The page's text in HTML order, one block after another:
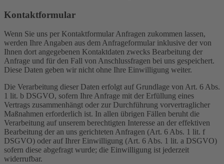
Kontaktformular
Wenn Sie uns per Kontaktformular Anfragen zukommen lassen,
werden Ihre Angaben aus dem Anfrageformular inklusive der von
Ihnen dort angegebenen Kontaktdaten zwecks Bearbeitung der
Anfrage und für den Fall von Anschlussfragen bei uns gespeichert.
Diese Daten geben wir nicht ohne Ihre Einwilligung weiter.
Die Verarbeitung dieser Daten erfolgt auf Grundlage von Art. 6 Abs.
1 lit. b DSGVO, sofern Ihre Anfrage mit der Erfüllung eines
Vertrags zusammenhängt oder zur Durchführung vorvertraglicher
Maßnahmen erforderlich ist. In allen übrigen Fällen beruht die
Verarbeitung auf unserem berechtigten Interesse an der effektiven
Bearbeitung der an uns gerichteten Anfragen (Art. 6 Abs. 1 lit. f
DSGVO) oder auf Ihrer Einwilligung (Art. 6 Abs. 1 lit. a DSGVO)
sofern diese abgefragt wurde; die Einwilligung ist jederzeit
widerrufbar.